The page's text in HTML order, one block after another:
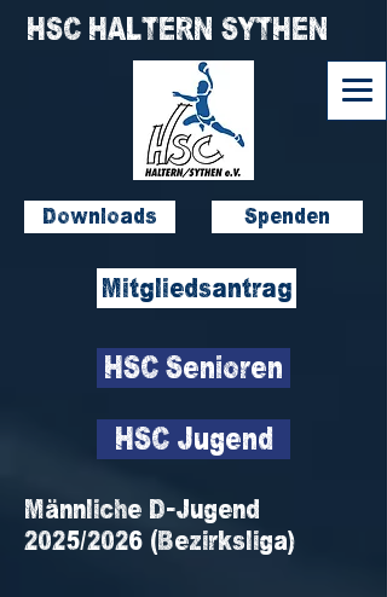
Downloads
Mitgliedsantrag
HSC Senioren
HSC Jugend
HSC HALTERN SYTHEN
Spenden
Männliche D-Jugend
2025/2026 (Bezirksliga)